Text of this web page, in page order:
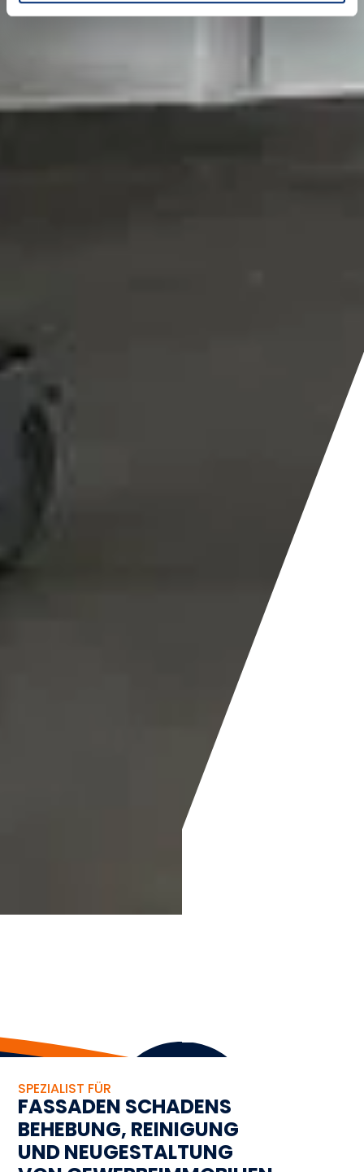
SPEZIALIST FÜR
FASSADEN SCHADENS
BEHEBUNG, REINIGUNG
UND NEUGESTALTUNG